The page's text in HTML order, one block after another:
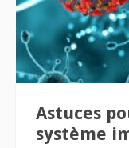
Astuces
système